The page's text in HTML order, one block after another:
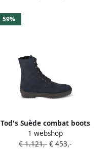
59%
Tod's Suède combat boots
met veters Blauw
1 webshop
€ 1.121,- € 453,-